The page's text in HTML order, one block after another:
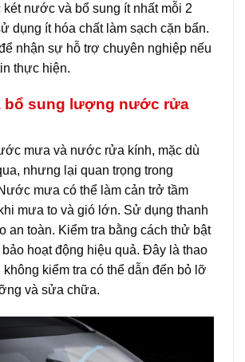
két nước và bổ sung ít nhất mỗi 2
dụng ít hóa chất làm sạch cặn bẩn.
nhận sự hỗ trợ chuyên nghiệp nếu
thực hiện.
bổ sung lượng nước rửa
mưa và nước rửa kính, mặc dù
nhưng lại quan trọng trong
mưa có thể làm cản trở tầm
mưa to và gió lớn. Sử dụng thanh
an toàn. Kiểm tra bằng cách thử bật
hoạt động hiệu quả. Đây là thao
kiểm tra có thể dẫn đến bỏ lỡ
và sửa chữa.